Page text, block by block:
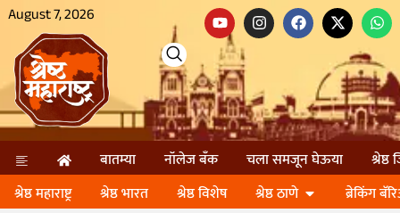
August 7, 2026
बातम्या नॉलेज बॅंक चला समजून घेऊया
श्रेष्ठ
श्रेष्ठ महाराष्ट्र
श्रेष्ठ भारत श्रेष्ठ विशेष श्रेष्ठ ठाणे ब्रेकिंग